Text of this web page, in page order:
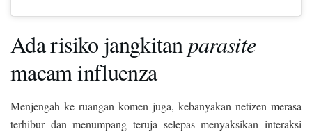
Ada risiko jangkitanparasite
macam influenza
Menjengah ke ruangan komen juga, kebanyakan netizen merasa
terhibur dan menumpang teruja selepas menyaksikan interaksi